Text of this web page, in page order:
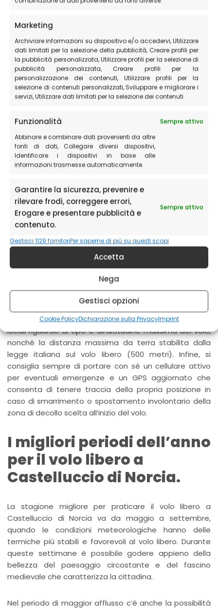
Marketing
Archiviare informazioni su dispositivo e/o accedervi, Utilizzare
dati limitati per la selezione della pubblicità, Creare profili per
la pubblicità personalizzata, Utilizzare profili per la selezione di
pubblicità personalizzata, Creare profili per la
personalizzazione dei contenuti, Utilizzare profili per la
selezione di contenuti personalizzati, Sviluppare e migliorare i
servizi, Utilizzare dati limitati per la selezione dei contenuti.
Funzionalità
Sempre attivo
Abbinare e combinare dati provenienti da altre
fonti di dati, Collegare diversi dispositivi,
Identificare i dispositivi in base alle
informazioni trasmesse automaticamente.
Garantire la sicurezza, prevenire e
rilevare frodi, correggere errori,
Erogare e presentare pubblicità e
contenuto.
Sempre attivo
Gestisci 1129 fornitoriPer saperne di più su questi scopi
Accetta
Nega
Gestisci opzioni
Cookie PolicyDichiarazione sulla PrivacyImprint
Tutti questi luoghi sono tra i più gettonati per le loro
caratteristiche geografiche e le condizioni
meteorologiche ideali che li circondano.
possibilità, per chi vuole fare trekking con il parapendio,
di arrivare in alto nella montagna fino a guadagnare
oltre 500 metri di dislivello verso il punto di atterraggio.
Le regole da seguire per il
volo libero a Castelluccio
di Norcia.
Per garantire la massima sicurezza durante il volo libero
a Castelluccio di Norcia bisogna attenersi
scrupolosamente alle regole previste dalle autorità
RC per ogni praticante e, prima di effettuare il lancio, è
necessario controllare attentamente le previsioni
meteorologiche relative alla zona. Inoltre è
fondamentale rispettare i limiti imposti dalle normative
locali riguardo al tipo e all’altitudine massima del volo,
nonché la distanza massima da terra stabilita dalla
legge italiana sul volo libero (500 metri). Infine, si
consiglia sempre di portare con sé un cellulare attivo
per eventuali emergenze e un GPS aggiornato che
consenta di tenere traccia della propria posizione in
caso di smarrimento o spostamento involontario della
zona di decollo scelta all’inizio del volo.
I migliori periodi dell’anno
per il volo libero a
Castelluccio di Norcia.
La stagione migliore per praticare il volo libero a
Castelluccio di Norcia va da maggio a settembre,
quando le condizioni meteorologiche hanno delle
termiche più stabili e favorevoli al volo libero. Durante
queste settimane è possibile godere appieno della
bellezza del paesaggio circostante e del fascino
medievale che caratterizza la cittadina.
Nel periodo di maggior afflusso c’è anche la possibilità